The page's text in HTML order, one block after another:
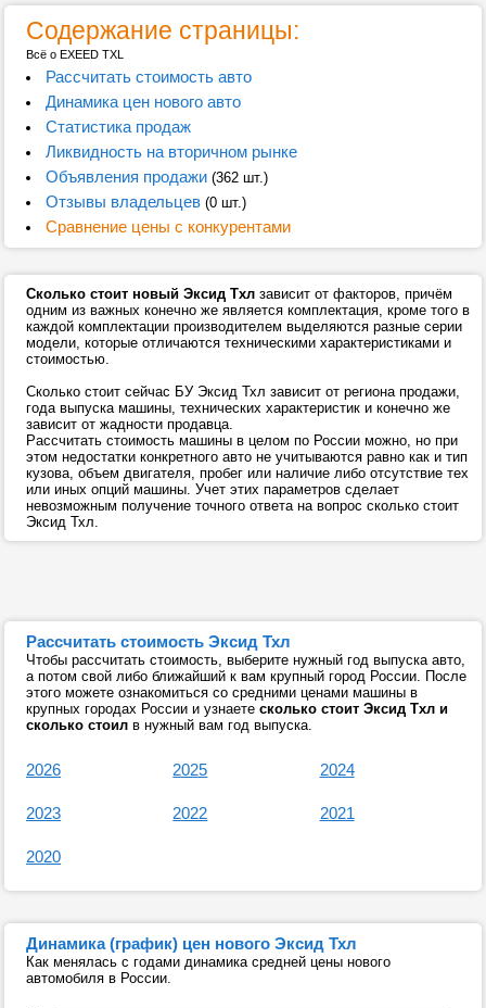
Содержание страницы:
Всё о EXEED TXL
Рассчитать стоимость авто
Динамика цен нового авто
Статистика продаж
Ликвидность на вторичном рынке
Объявления продажи(362 шт.)
Отзывы владельцев(0 шт.)
Сравнение цены с конкурентами
Сколько стоит новый Эксид Тхл зависит от факторов, причём
одним из важных конечно же является комплектация, кроме того в
каждой комплектации производителем выделяются разные серии
модели, которые отличаются техническими характеристиками и
стоимостью.
Сколько стоит сейчас БУ Эксид Тхл зависит от региона продажи,
года выпуска машины, технических характеристик и конечно же
зависит от жадности продавца.
Рассчитать стоимость машины в целом по России можно, но при
этом недостатки конкретного авто не учитываются равно как и тип
кузова, объем двигателя, пробег или наличие либо отсутствие тех
или иных опций машины. Учет этих параметров сделает
невозможным получение точного ответа на вопрос сколько стоит
Эксид Тхл.
Рассчитать стоимость Эксид Тхл
Чтобы рассчитать стоимость, выберите нужный год выпуска авто,
а потом свой либо ближайший к вам крупный город России. После
этого можете ознакомиться со средними ценами машины в
крупных городах России и узнаете сколько стоит Эксид Тхл и
сколько стоил в нужный вам год выпуска.
2026 2025 2024
2023 2022 2021
2020
Динамика (график) цен нового Эксид Тхл
Как менялась с годами динамика средней цены нового
автомобиля в России.